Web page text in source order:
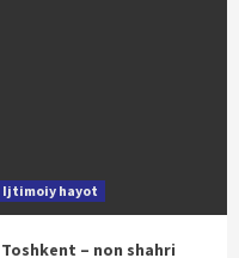
Ijtimoiy hayot
Toshkent – non shahri